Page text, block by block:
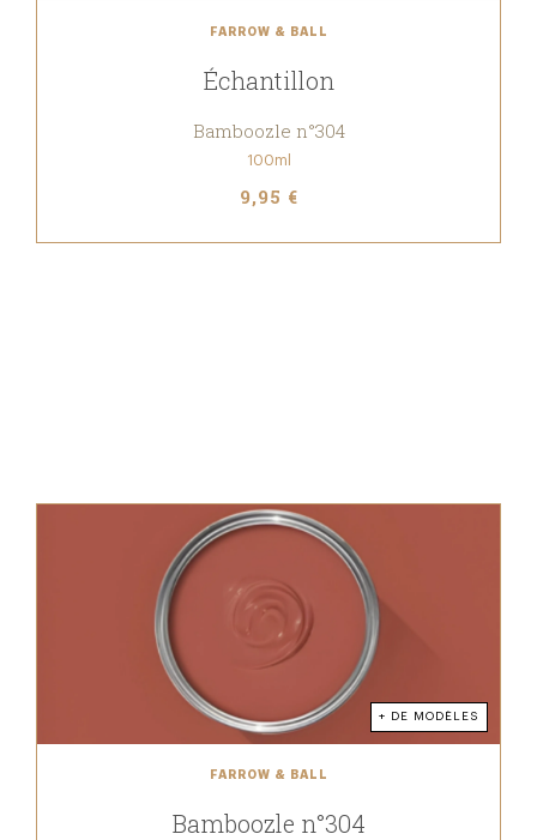
FARROW & BALL
Échantillon
Bamboozle n°304
100ml
9,95 €
+ DE MODÈLES
FARROW & BALL
Bamboozle n°304